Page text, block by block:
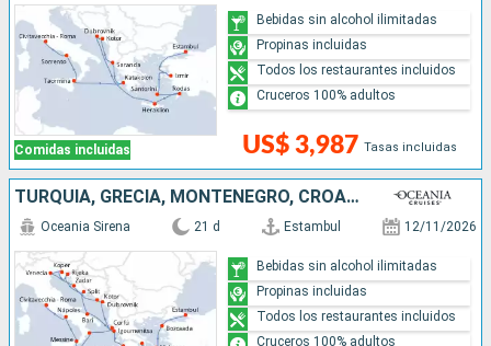
Comidas incluidas US$ 3,987 Tasas incluidas
Bebidas sin alcohol ilimitadas
Propinas incluidas
Todos los restaurantes incluidos
Cruceros 100% adultos
TURQUÍA, GRECIA, MONTENEGRO, CROACIA, ESLOVENIA, MALTA, ITALIA
Oceania Sirena 21 d Estambul 12/11/2026
Bebidas sin alcohol ilimitadas
Propinas incluidas
Todos los restaurantes incluidos
Cruceros 100% adultos